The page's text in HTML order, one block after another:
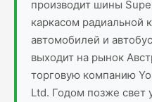
производит шины
каркасом радиальной
автомобилей и
выходит на рынок
торговую компанию
Ltd. Годом позже свет